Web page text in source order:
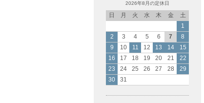
2026年8月の定休日
日 月 火 水 木 金
土
1
2
3 4 5 6 7
8
9
10 11 12 13 14
15
16
17 18 19 20 21
22
23
24 25 26 27 28
29
30
31